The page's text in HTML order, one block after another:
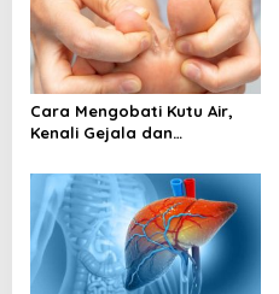
Cara Mengobati Kutu Air,
Kenali Gejala dan
Sejak Awal